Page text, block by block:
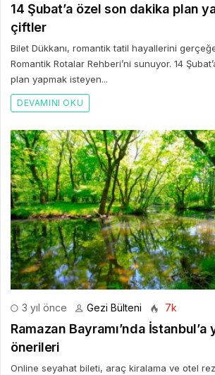
14 Şubat’a özel son dakika plan
çiftler
Bilet Dükkanı, romantik tatil hayallerini
Romantik Rotalar Rehberi’ni sunuyor. 14
plan yapmak isteyen...
DEVAMINI OKU
3 yıl önce Gezi Bülteni 7k
Ramazan Bayramı’nda İstanbul’a
önerileri
Online seyahat bileti, araç kiralama ve otel